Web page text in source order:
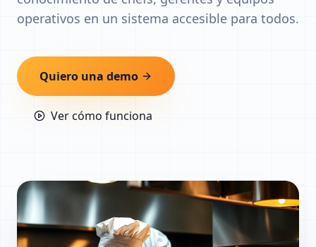
operativos en un sistema accesible para todos.
Quiero una demo
Ver cómo funciona